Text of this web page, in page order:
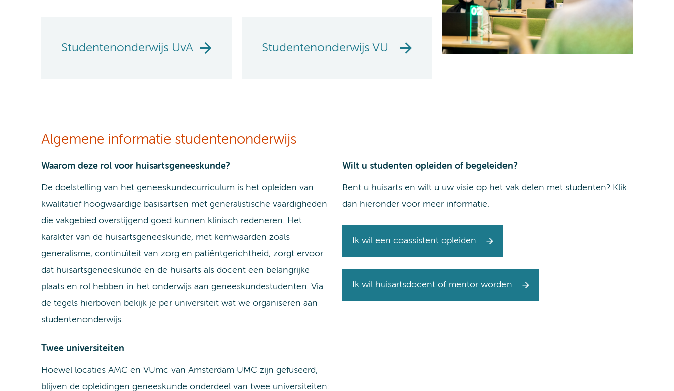
Studentenonderwijs UvA Studentenonderwijs VU
Algemene informatie studentenonderwijs
Waarom deze rol voor huisartsgeneeskunde?
De doelstelling van het geneeskundecurriculum is het opleiden van
kwalitatief hoogwaardige basisartsen met generalistische vaardigheden
die vakgebied overstijgend goed kunnen klinisch redeneren. Het
karakter van de huisartsgeneeskunde, met kernwaarden zoals
generalisme, continuïteit van zorg en patiëntgerichtheid, zorgt ervoor
dat huisartsgeneeskunde en de huisarts als docent een belangrijke
plaats en rol hebben in het onderwijs aan geneeskundestudenten. Via
de tegels hierboven bekijk je per universiteit wat we organiseren aan
studentenonderwijs. ​
Twee universiteiten
Hoewel locaties AMC en VUmc van Amsterdam UMC zijn gefuseerd,
blijven de opleidingen geneeskunde onderdeel van twee universiteiten:
Wilt u studenten opleiden of begeleiden?
Bent u huisarts en wilt u uw visie op het vak delen met studenten? Klik
dan hieronder voor meer informatie.
Ik wil een coassistent opleiden
Ik wil huisartsdocent of mentor worden